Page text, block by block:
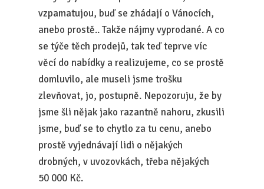
vzpamatujou, buď se zhádají o Vánocích,
anebo prostě.. Takže nájmy vyprodané. A co
se týče těch prodejů, tak teď teprve víc
věcí do nabídky a realizujeme, co se prostě
domluvilo, ale museli jsme trošku
zlevňovat, jo, postupně. Nepozoruju, že by
jsme šli nějak jako razantně nahoru, zkusili
jsme, buď se to chytlo za tu cenu, anebo
prostě vyjednávají lidi o nějakých
drobných, v uvozovkách, třeba nějakých
50 000 Kč.